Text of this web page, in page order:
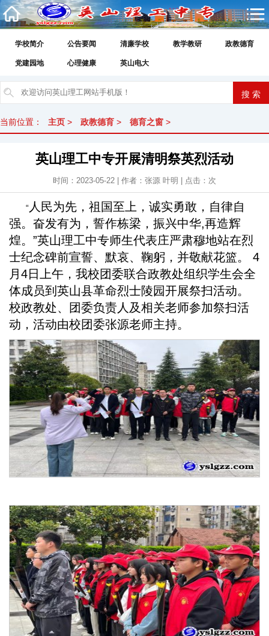
学校简介 公告要闻 清廉学校 教学教研 政教德育
党建园地 心理健康 英山电大
当前位置： 主页 > 政教德育 > 德育之窗 >
英山理工中专开展清明祭英烈活动
时间：2023-05-22 | 作者：张源 叶明 | 点击： 次
“ 人民为先，祖国至上，诚实勇敢，自律自
强。奋发有为，誓作栋梁，振兴中华,再造辉
煌。”英山理工中专师生代表庄严肃穆地站在烈
士纪念碑前宣誓、默哀、鞠躬，并敬献花篮。 4
月4日上午，我校团委联合政教处组织学生会全
体成员到英山县革命烈士陵园开展祭扫活动。
校政教处、团委负责人及相关老师参加祭扫活
动，活动由校团委张源老师主持。